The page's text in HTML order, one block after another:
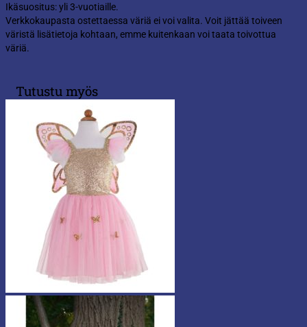
Ikäsuositus: yli 3-vuotiaille.
Verkkokaupasta ostettaessa väriä ei voi valita. Voit jättää toiveen
väristä lisätietoja kohtaan, emme kuitenkaan voi taata toivottua
väriä.
Tutustu myös